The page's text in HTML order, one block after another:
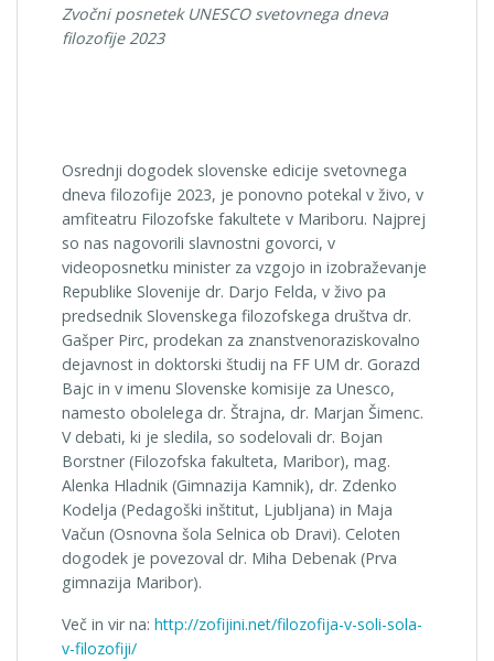
Zvočni posnetek UNESCO svetovnega dneva
filozofije 2023
Osrednji dogodek slovenske edicije svetovnega
dneva filozofije 2023, je ponovno potekal v živo, v
amfiteatru Filozofske fakultete v Mariboru. Najprej
so nas nagovorili slavnostni govorci, v
videoposnetku minister za vzgojo in izobraževanje
Republike Slovenije dr. Darjo Felda, v živo pa
predsednik Slovenskega filozofskega društva dr.
Gašper Pirc, prodekan za znanstvenoraziskovalno
dejavnost in doktorski študij na FF UM dr. Gorazd
Bajc in v imenu Slovenske komisije za Unesco,
namesto obolelega dr. Štrajna, dr. Marjan Šimenc.
V debati, ki je sledila, so sodelovali dr. Bojan
Borstner (Filozofska fakulteta, Maribor), mag.
Alenka Hladnik (Gimnazija Kamnik), dr. Zdenko
Kodelja (Pedagoški inštitut, Ljubljana) in Maja
Vačun (Osnovna šola Selnica ob Dravi). Celoten
dogodek je povezoval dr. Miha Debenak (Prva
gimnazija Maribor).
Več in vir na: http://zofijini.net/filozofija-v-soli-sola-
v-filozofiji/